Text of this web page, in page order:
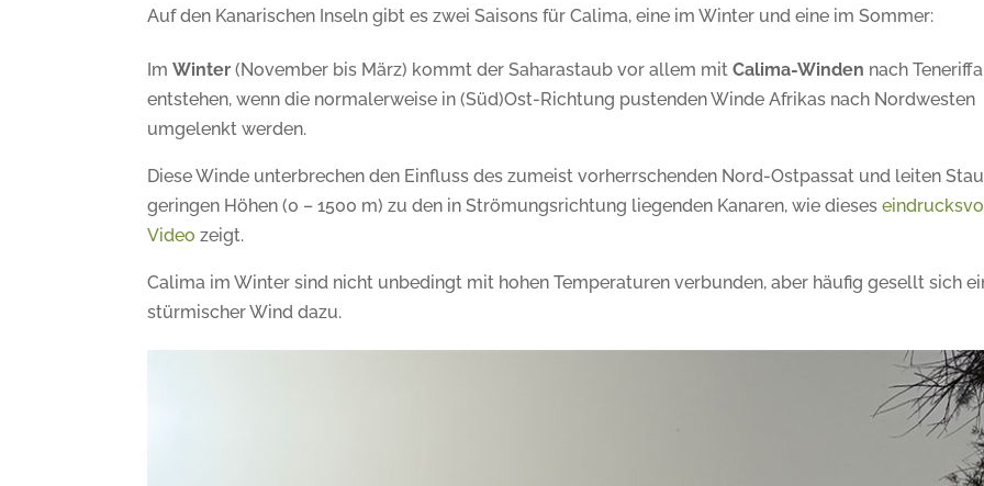
Auf den Kanarischen Inseln gibt es zwei Saisons für Calima, eine im Winter und eine im Sommer:
ImWinter (November bis März) kommt der Saharastaub vor allem mitCalima-Winden nach
entstehen, wenn die normalerweise in (Süd)Ost-Richtung pustenden Winde Afrikas nach Nordwesten
umgelenkt werden.
Diese Winde unterbrechen den Einfluss des zumeist vorherrschenden Nord-Ostpassat und leiten
geringen Höhen (0 – 1500 m) zu den in Strömungsrichtung liegenden Kanaren, wie dieses
Video zeigt.
Calima im Winter sind nicht unbedingt mit hohen Temperaturen verbunden, aber häufig gesellt sich
stürmischer Wind dazu.